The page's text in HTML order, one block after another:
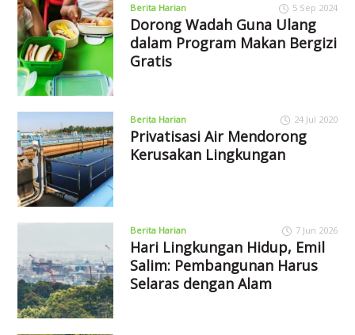
Berita Harian 5 Sep 2024
Dorong Wadah Guna Ulang
dalam Program Makan Bergizi
Gratis
Berita Harian 24 Jul 2020
Privatisasi Air Mendorong
Kerusakan Lingkungan
Berita Harian 7 Jun 2026
Hari Lingkungan Hidup, Emil
Salim: Pembangunan Harus
Selaras dengan Alam